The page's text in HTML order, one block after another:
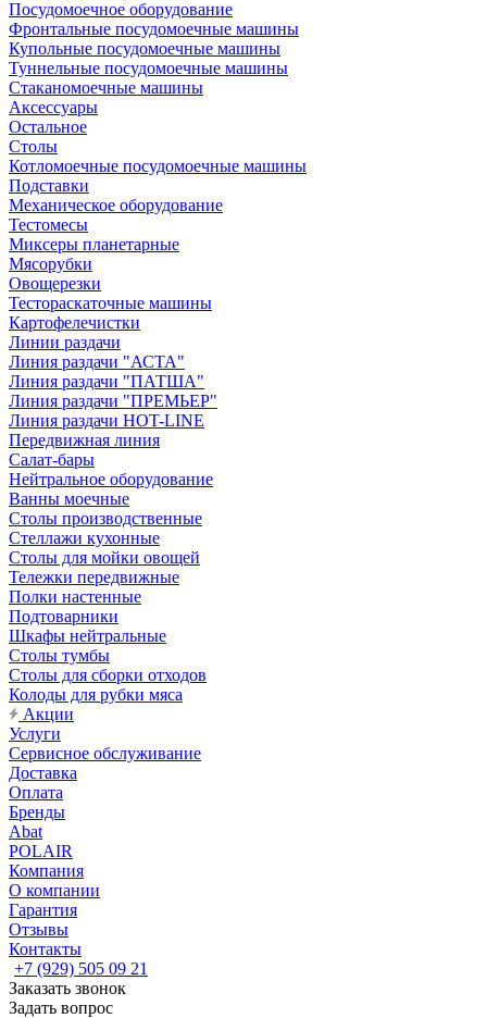
Посудомоечное оборудование
Фронтальные посудомоечные машины
Купольные посудомоечные машины
Туннельные посудомоечные машины
Стаканомоечные машины
Аксессуары
Остальное
Столы
Котломоечные посудомоечные машины
Подставки
Механическое оборудование
Тестомесы
Миксеры планетарные
Мясорубки
Овощерезки
Тестораскаточные машины
Картофелечистки
Линии раздачи
Линия раздачи "АСТА"
Линия раздачи "ПАТША"
Линия раздачи "ПРЕМЬЕР"
Линия раздачи HOT-LINE
Передвижная линия
Салат-бары
Нейтральное оборудование
Ванны моечные
Столы производственные
Стеллажи кухонные
Столы для мойки овощей
Тележки передвижные
Полки настенные
Подтоварники
Шкафы нейтральные
Столы тумбы
Столы для сборки отходов
Колоды для рубки мяса
Акции
Услуги
Сервисное обслуживание
Доставка
Оплата
Бренды
Abat
POLAIR
Компания
О компании
Гарантия
Отзывы
Контакты
+7 (929) 505 09 21
Заказать звонок
Задать вопрос